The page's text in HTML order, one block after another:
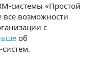
системы «Простой
все возможности
с
об